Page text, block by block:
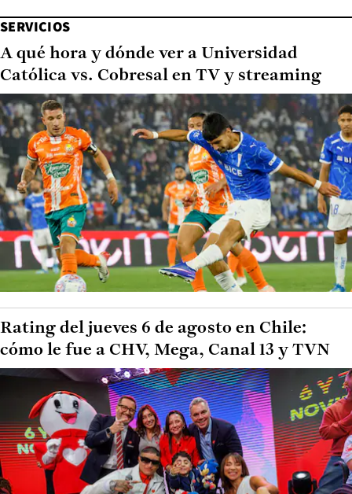
SERVICIOS
A qué hora y dónde ver a Universidad
Católica vs. Cobresal en TV y streaming
Rating del jueves 6 de agosto en Chile:
cómo le fue a CHV, Mega, Canal 13 y TVN